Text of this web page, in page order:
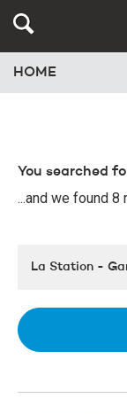
HOME
You searched
...and we found 8